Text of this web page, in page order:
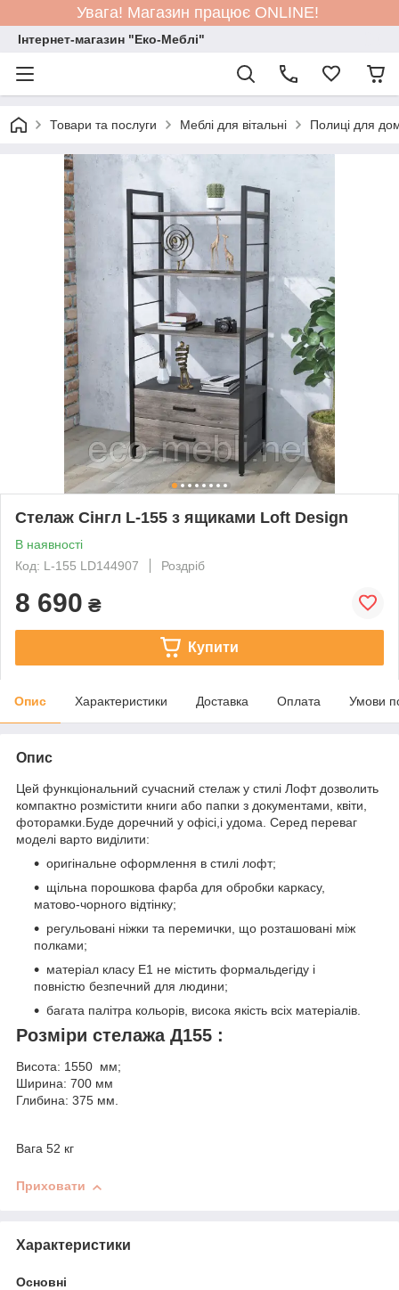
Увага! Магазин працює ONLINE!
Інтернет-магазин "Еко-Меблі"
Товари та послуги Меблі для вітальні Полиці для
Стелаж Сінгл L-155 з ящиками Loft Design
В наявності
Код: L-155 LD144907
Роздріб
8 690 ₴
Купити
Опис Характеристики Доставка Оплата Умови
Опис
Цей функціональний сучасний стелаж у стилі Лофт дозволить
компактно розмістити книги або папки з документами, квіти,
фоторамки.Буде доречний у офісі,і удома. Серед переваг
моделі варто виділити:
оригінальне оформлення в стилі лофт;
щільна порошкова фарба для обробки каркасу,
матово-чорного відтінку;
регульовані ніжки та перемички, що розташовані між
полками;
матеріал класу Е1 не містить формальдегіду і
повністю безпечний для людини;
багата палітра кольорів, висока якість всіх матеріалів.
Розміри стелажа Д155 :
Висота: 1550 мм;
Ширина: 700 мм
Глибина: 375 мм.
Вага 52 кг
Приховати
Характеристики
Основні